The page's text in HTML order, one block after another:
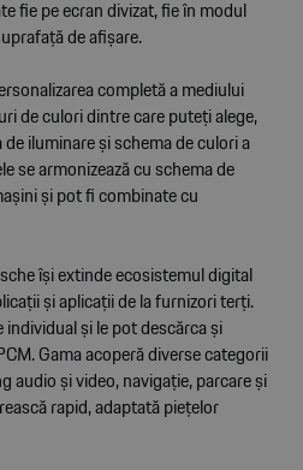
fie pe ecran divizat, fie în modul
de afișare.
completă a mediului
de culori dintre care puteți alege,
iluminare și schema de culori a
se armonizează cu schema de
și pot fi combinate cu
își extinde ecosistemul digital
și aplicații de la furnizori terți.
și le pot descărca și
Gama acoperă diverse categorii
audio și video, navigație, parcare și
rapid, adaptată piețelor